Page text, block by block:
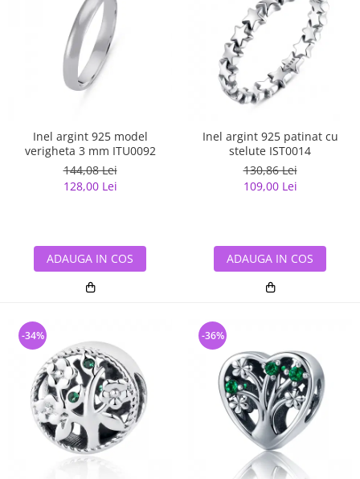
Inel argint 925 model
verigheta 3 mm ITU0092
144,08 Lei
128,00 Lei
ADAUGA IN COS
Inel argint 925 patinat cu
stelute IST0014
130,86 Lei
109,00 Lei
ADAUGA IN COS
-34% -36%